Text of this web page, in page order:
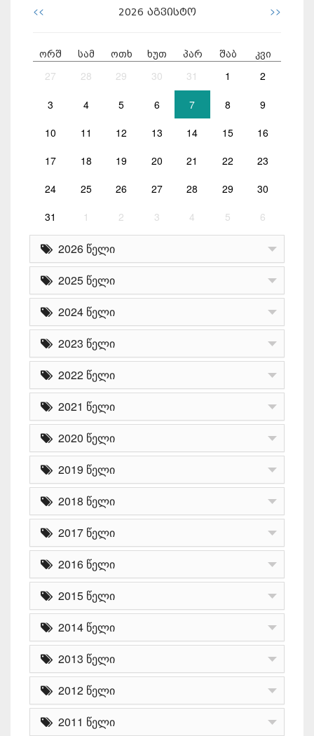
<< 2026 აგვისტო >>
ორშ სამ ოთხ ხუთ პარ შაბ კვი
27 28 29 30 31 1 2
3 4 5 6 7 8 9
10 11 12 13 14 15 16
17 18 19 20 21 22 23
24 25 26 27 28 29 30
31 1 2 3 4 5 6
2026 წელი
2025 წელი
2024 წელი
2023 წელი
2022 წელი
2021 წელი
2020 წელი
2019 წელი
2018 წელი
2017 წელი
2016 წელი
2015 წელი
2014 წელი
2013 წელი
2012 წელი
2011 წელი